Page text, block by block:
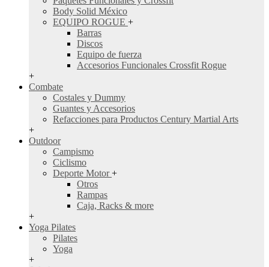
Body Solid México
EQUIPO ROGUE +
Barras
Discos
Equipo de fuerza
Accesorios Funcionales Crossfit Rogue
+
Combate
Costales y Dummy
Guantes y Accesorios
Refacciones para Productos Century Martial Arts
+
Outdoor
Campismo
Ciclismo
Deporte Motor+
Otros
Rampas
Caja, Racks & more
+
Yoga Pilates
Pilates
Yoga
+